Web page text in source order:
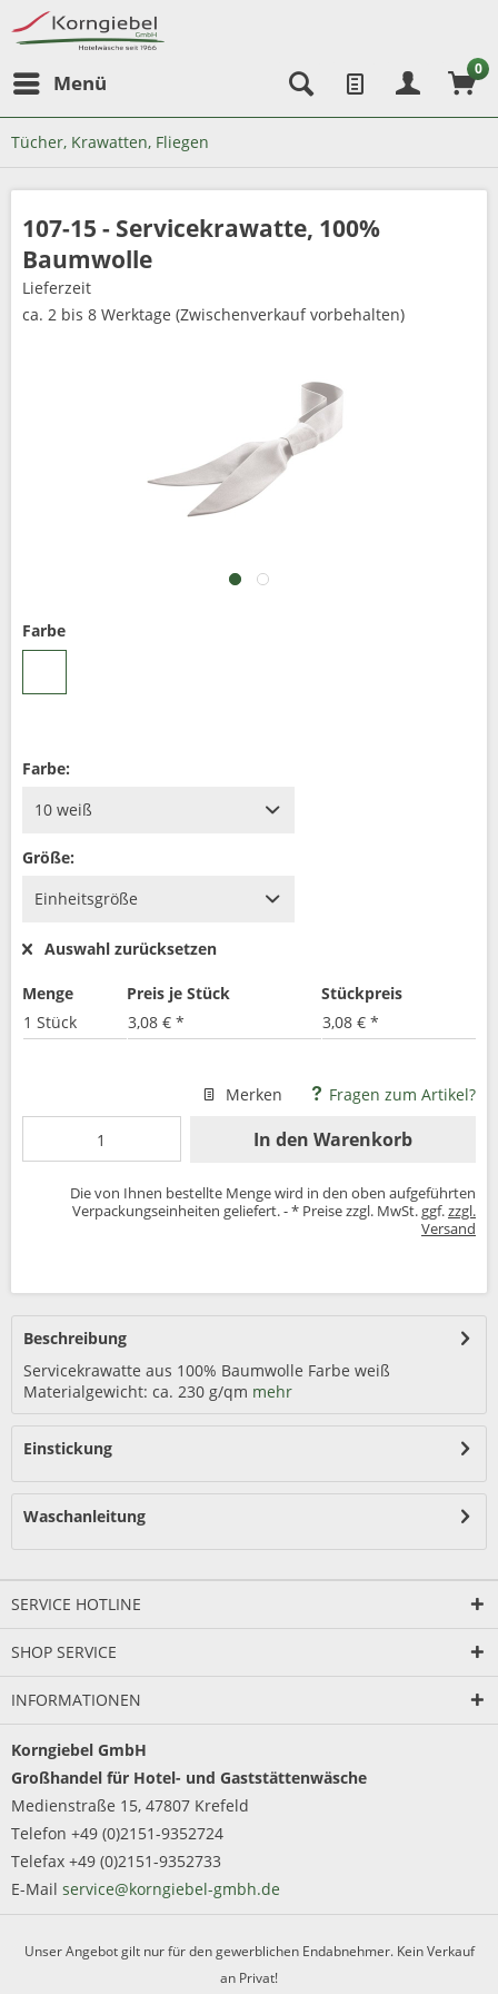
Menü
0
Tücher, Krawatten, Fliegen
107-15 - Servicekrawatte, 100%
Baumwolle
Lieferzeit
ca. 2 bis 8 Werktage (Zwischenverkauf vorbehalten)
Farbe
Farbe:
Größe:
Auswahl zurücksetzen
Menge Preis je Stück
Stückpreis
1 Stück
3,08 € * 3,08 € *
Merken Fragen zum Artikel?
In den Warenkorb
Die von Ihnen bestellte Menge wird in den oben aufgeführten
Verpackungseinheiten geliefert. - * Preise zzgl. MwSt. ggf.zzgl.
Versand
Beschreibung
Servicekrawatte aus 100% Baumwolle Farbe weiß
Materialgewicht: ca. 230 g/qm mehr
Einstickung
Waschanleitung
SERVICE HOTLINE
SHOP SERVICE
INFORMATIONEN
Korngiebel GmbH
Großhandel für Hotel- und Gaststättenwäsche
Medienstraße 15, 47807 Krefeld
Telefon +49 (0)2151-9352724
Telefax +49 (0)2151-9352733
E-Mail service@korngiebel-gmbh.de
Unser Angebot gilt nur für den gewerblichen Endabnehmer. Kein Verkauf
an Privat!